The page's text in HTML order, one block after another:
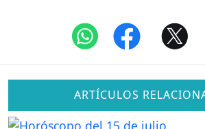
ARTÍCULOS